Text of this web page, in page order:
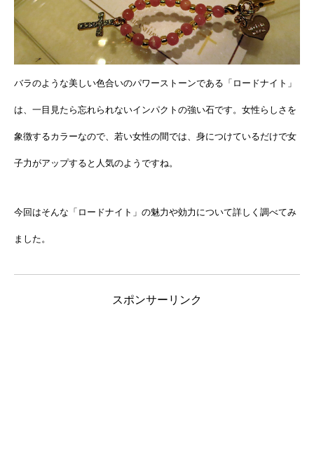
バラのような美しい色合いのパワーストーンである「ロードナイト」
は、一目見たら忘れられないインパクトの強い石です。女性らしさを
象徴するカラーなので、若い女性の間では、身につけているだけで女
子力がアップすると人気のようですね。
今回はそんな「ロードナイト」の魅力や効力について詳しく調べてみ
ました。
スポンサーリンク